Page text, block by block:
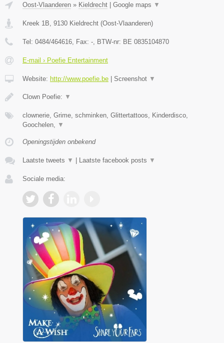
Oost-Vlaanderen » Kieldrecht | Google maps ▼
Kreek 1B 9130 Kieldrecht (Oost-Vlaanderen)
Tel: 0484/464616 , Fax: - , BTW-nr: BE 0835104870
E-mail › Poefie Entertainment
Website: http://www.poefie.be | Screenshot ▼
Clown Poefie: ▼
clownerie, Grime, schminken, Glittertattoos, Kinderdisco,
Goochelen,
▼
Openingstijden onbekend
Laatste tweets ▼ | Laatste facebook posts ▼
Sociale media: